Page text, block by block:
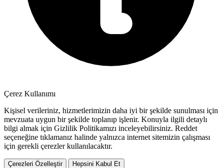
Çerez Kullanımı
Kişisel verileriniz, hizmetlerimizin daha iyi bir şekilde sunulması için
mevzuata uygun bir şekilde toplanıp işlenir. Konuyla ilgili detaylı
bilgi almak için Gizlilik Politikamızı inceleyebilirsiniz. Reddet
seçeneğine tıklamanız halinde yalnızca internet sitemizin çalışması
için gerekli çerezler kullanılacaktır.
Çerezleri Özelleştir Hepsini Kabul Et